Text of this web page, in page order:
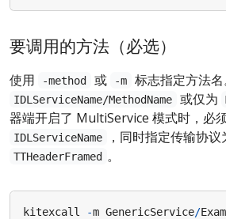
要调用的方法（必选）
使用 -method 或 -m 标志指定方法
IDLServiceName/MethodName 或仅为
器端开启了 MultiService 模式时，必
IDLServiceName ，同时指定传输协议
TTHeaderFramed 。
kitexcall -m GenericService/